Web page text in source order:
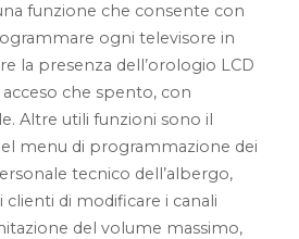
funzione che consente con
ogni televisore in
la presenza dell’orologio LCD
acceso che spento, con
Altre utili funzioni sono il
menu di programmazione dei
tecnico dell’albergo,
di modificare i canali
del volume massimo,